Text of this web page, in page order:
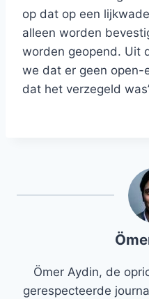
op dat op een
alleen worden
worden geopend. Uit
we dat er geen open-
dat het verzegeld
Ömer Aydin, de
gerespecteerde